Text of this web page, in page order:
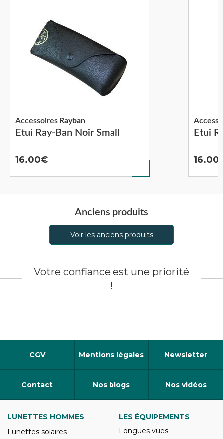
Etui Ray-Ban Noir Small
Accessoires Rayban
16.00
Etui
16.00
Anciens produits
Voir les anciens produits
Votre confiance est une priorité
!
CGV Mentions légales Newsletter
Contact Nos blogs Nos vidéos
LUNETTES HOMMES
Lunettes solaires
LES ÉQUIPEMENTS
Longues vues